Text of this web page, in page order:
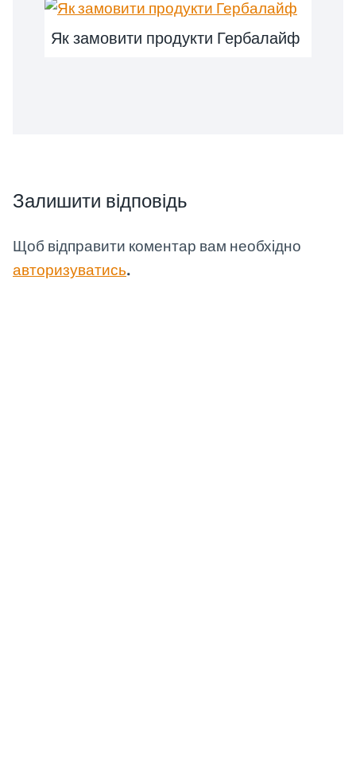
Як замовити продукти Гербалайф
Залишити відповідь
Щоб відправити коментар вам необхідно
авторизуватись.